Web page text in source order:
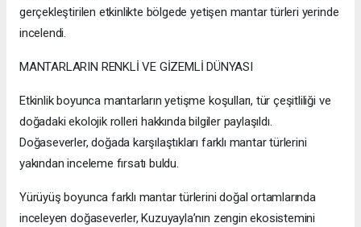
gerçekleştirilen etkinlikte bölgede yetişen mantar türleri yerinde
incelendi.
MANTARLARIN RENKLİ VE GİZEMLİ DÜNYASI
Etkinlik boyunca mantarların yetişme koşulları, tür çeşitliliği ve
doğadaki ekolojik rolleri hakkında bilgiler paylaşıldı.
Doğaseverler, doğada karşılaştıkları farklı mantar türlerini
yakından inceleme fırsatı buldu.
Yürüyüş boyunca farklı mantar türlerini doğal ortamlarında
inceleyen doğaseverler, Kuzuyayla’nın zengin ekosistemini